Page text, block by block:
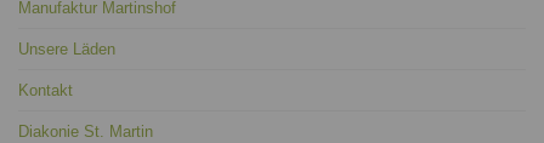
Manufaktur Martinshof
Unsere Läden
Kontakt
Diakonie St. Martin